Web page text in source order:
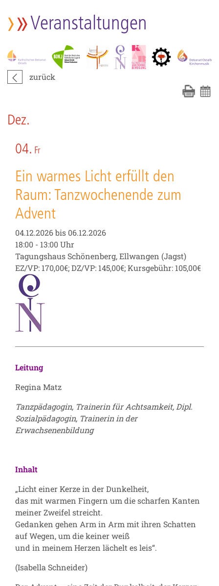
Veranstaltungen
zurück
Dez.
04. Fr
Ein warmes Licht erfüllt den
Raum: Tanzwochenende zum
Advent
04.12.2026 bis 06.12.2026
18:00 - 13:00 Uhr
Tagungshaus Schönenberg, Ellwangen (Jagst)
EZ/VP: 170,00€; DZ/VP: 145,00€; Kursgebühr: 105,00€
Leitung
Regina Matz
Tanzpädagogin, Trainerin für Achtsamkeit, Dipl.
Sozialpädagogin, Trainerin in der
Erwachsenenbildung
Inhalt
„Licht einer Kerze in der Dunkelheit,
das mit warmen Fingern um die scharfen Kanten
meiner Zweifel streicht.
Gedanken gehen Arm in Arm mit ihren Schatten
auf Wegen, um die keiner weiß
und in meinem Herzen lächelt es leis“.
(Isabella Schneider)